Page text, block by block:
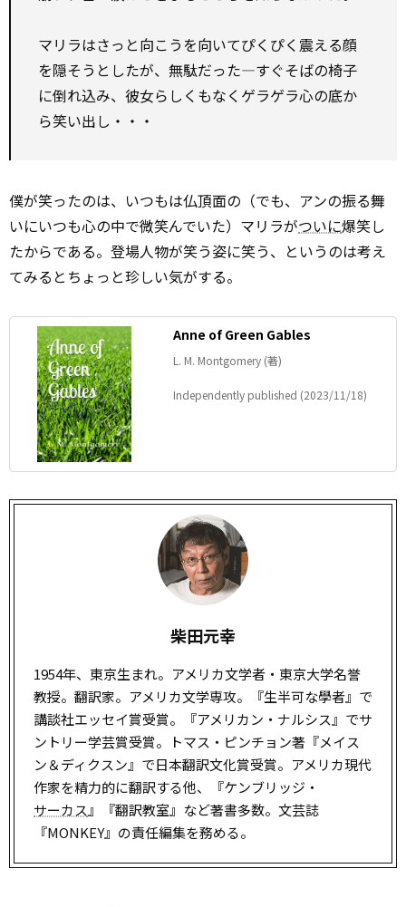
マリラはさっと向こうを向いてぴくぴく震える顔
を隠そうとしたが、無駄だった―すぐそばの椅子
に倒れ込み、彼女らしくもなくゲラゲラ心の底か
ら笑い出し・・・
僕が笑ったのは、いつもは仏頂面の（でも、アンの振る舞
いにいつも心の中で微笑んでいた）マリラがついに爆笑し
たからである。登場人物が笑う姿に笑う、というのは考え
てみるとちょっと珍しい気がする。
Anne of Green Gables
L. M. Montgomery (著)
Independently published (2023/11/18)
柴田元幸
1954年、東京生まれ。アメリカ文学者・東京大学名誉
教授。翻訳家。アメリカ文学専攻。『生半可な學者』で
講談社エッセイ賞受賞。『アメリカン・ナルシス』でサ
ントリー学芸賞受賞。トマス・ピンチョン著『メイス
ン＆ディクスン』で日本翻訳文化賞受賞。アメリカ現代
作家を精力的に翻訳する他、『ケンブリッジ・
サーカス 』『翻訳教室』など著書多数。文芸誌
『MONKEY』の責任編集を務める。